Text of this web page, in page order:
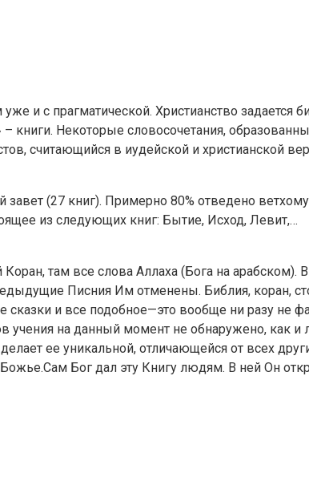
и с прагматической. Христианство задается
книги. Некоторые словосочетания,
считающийся в иудейской и христианской
(27 книг). Примерно 80% отведено
из следующих книг: Бытие, Исход, Левит,…
там все слова Аллаха (Бога на
Писния Им отменены. Библия, коран,
и все подобное—это вообще ни разу не
учения на данный момент не обнаружено, как и
ее уникальной, отличающейся от всех
Бог дал эту Книгу людям. В ней Он